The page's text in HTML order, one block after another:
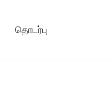
தொடர்பு